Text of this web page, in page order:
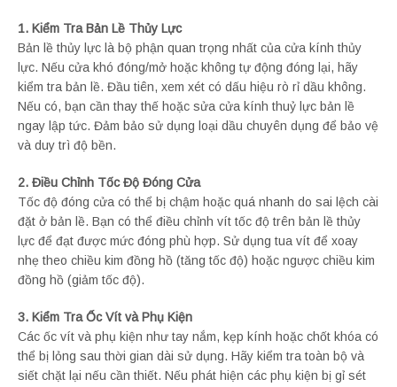
1. Kiểm Tra Bản Lề Thủy Lực
Bản lề thủy lực là bộ phận quan trọng nhất của cửa kính thủy
lực. Nếu cửa khó đóng/mở hoặc không tự động đóng lại, hãy
kiểm tra bản lề. Đầu tiên, xem xét có dấu hiệu rò rỉ dầu không.
Nếu có, bạn cần thay thế hoặc sửa cửa kính thuỷ lực bản lề
ngay lập tức. Đảm bảo sử dụng loại dầu chuyên dụng để bảo vệ
và duy trì độ bền.
2. Điều Chỉnh Tốc Độ Đóng Cửa
Tốc độ đóng cửa có thể bị chậm hoặc quá nhanh do sai lệch cài
đặt ở bản lề. Bạn có thể điều chỉnh vít tốc độ trên bản lề thủy
lực để đạt được mức đóng phù hợp. Sử dụng tua vít để xoay
nhẹ theo chiều kim đồng hồ (tăng tốc độ) hoặc ngược chiều kim
đồng hồ (giảm tốc độ).
3. Kiểm Tra Ốc Vít và Phụ Kiện
Các ốc vít và phụ kiện như tay nắm, kẹp kính hoặc chốt khóa có
thể bị lỏng sau thời gian dài sử dụng. Hãy kiểm tra toàn bộ và
siết chặt lại nếu cần thiết. Nếu phát hiện các phụ kiện bị gỉ sét